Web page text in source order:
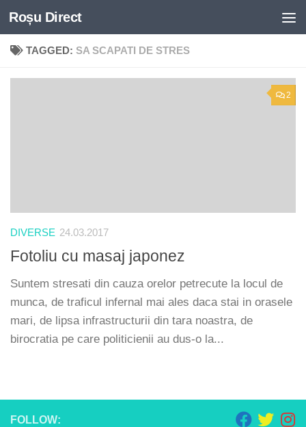
Skip to content
Roșu Direct
TAGGED: SA SCAPATI DE STRES
2
DIVERSE 24.03.2017
Fotoliu cu masaj japonez
Suntem stresati din cauza orelor petrecute la locul de
munca, de traficul infernal mai ales daca stai in orasele
mari, de lipsa infrastructurii din tara noastra, de
birocratia pe care politicienii au dus-o la...
FOLLOW: